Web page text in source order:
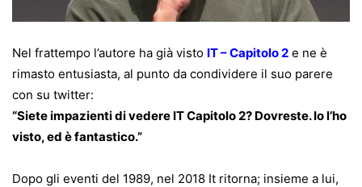
Nel frattempo l’autore ha già visto IT – Capitolo 2 e ne è
rimasto entusiasta, al punto da condividere il suo parere
con su twitter:
“Siete impazienti di vedere IT Capitolo 2? Dovreste. Io l’ho
visto, ed è fantastico.”
Dopo gli eventi del 1989, nel 2018 It ritorna; insieme a lui,